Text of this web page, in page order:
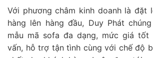
Với phương châm kinh doanh là đặt
hàng lên hàng đầu, Duy Phát
mẫu mã sofa đa dạng, mức giá
vấn, hỗ trợ tận tình cùng với chế độ